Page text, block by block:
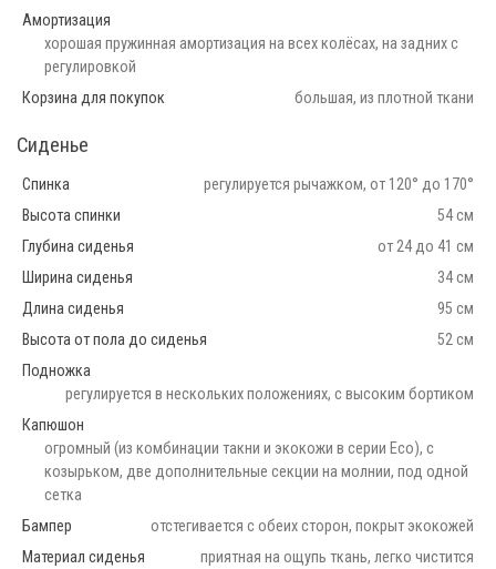
Амортизация
хорошая пружинная амортизация на всех колёсах, на задних с
регулировкой
Корзина для покупок
большая, из плотной ткани
Сиденье
Спинка
регулируется рычажком, от 120° до 170°
Высота спинки
54 см
Глубина сиденья
от 24 до 41 см
Ширина сиденья
34 см
Длина сиденья
95 см
Высота от пола до сиденья
52 см
Подножка
регулируется в нескольких положениях, с высоким бортиком
Капюшон
огромный (из комбинации такни и экокожи в серии Eco), с
козырьком, две дополнительные секции на молнии, под одной
сетка
Бампер
отстегивается с обеих сторон, покрыт экокожей
Материал сиденья
приятная на ощупь ткань, легко чистится